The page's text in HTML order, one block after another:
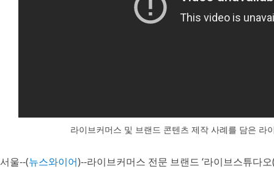
라이브커머스 및 브랜드 콘텐츠 제작 사례를 담은 라
서울--(뉴스와이어)--라이브커머스 전문 브랜드 ‘라이브스튜다